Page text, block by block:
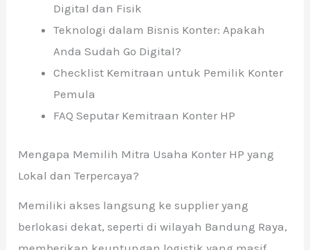
Digital dan Fisik
Teknologi dalam Bisnis Konter: Apakah
Anda Sudah Go Digital?
Checklist Kemitraan untuk Pemilik Konter
Pemula
FAQ Seputar Kemitraan Konter HP
Mengapa Memilih Mitra Usaha Konter HP yang
Lokal dan Terpercaya?
Memiliki akses langsung ke supplier yang
berlokasi dekat, seperti di wilayah Bandung Raya,